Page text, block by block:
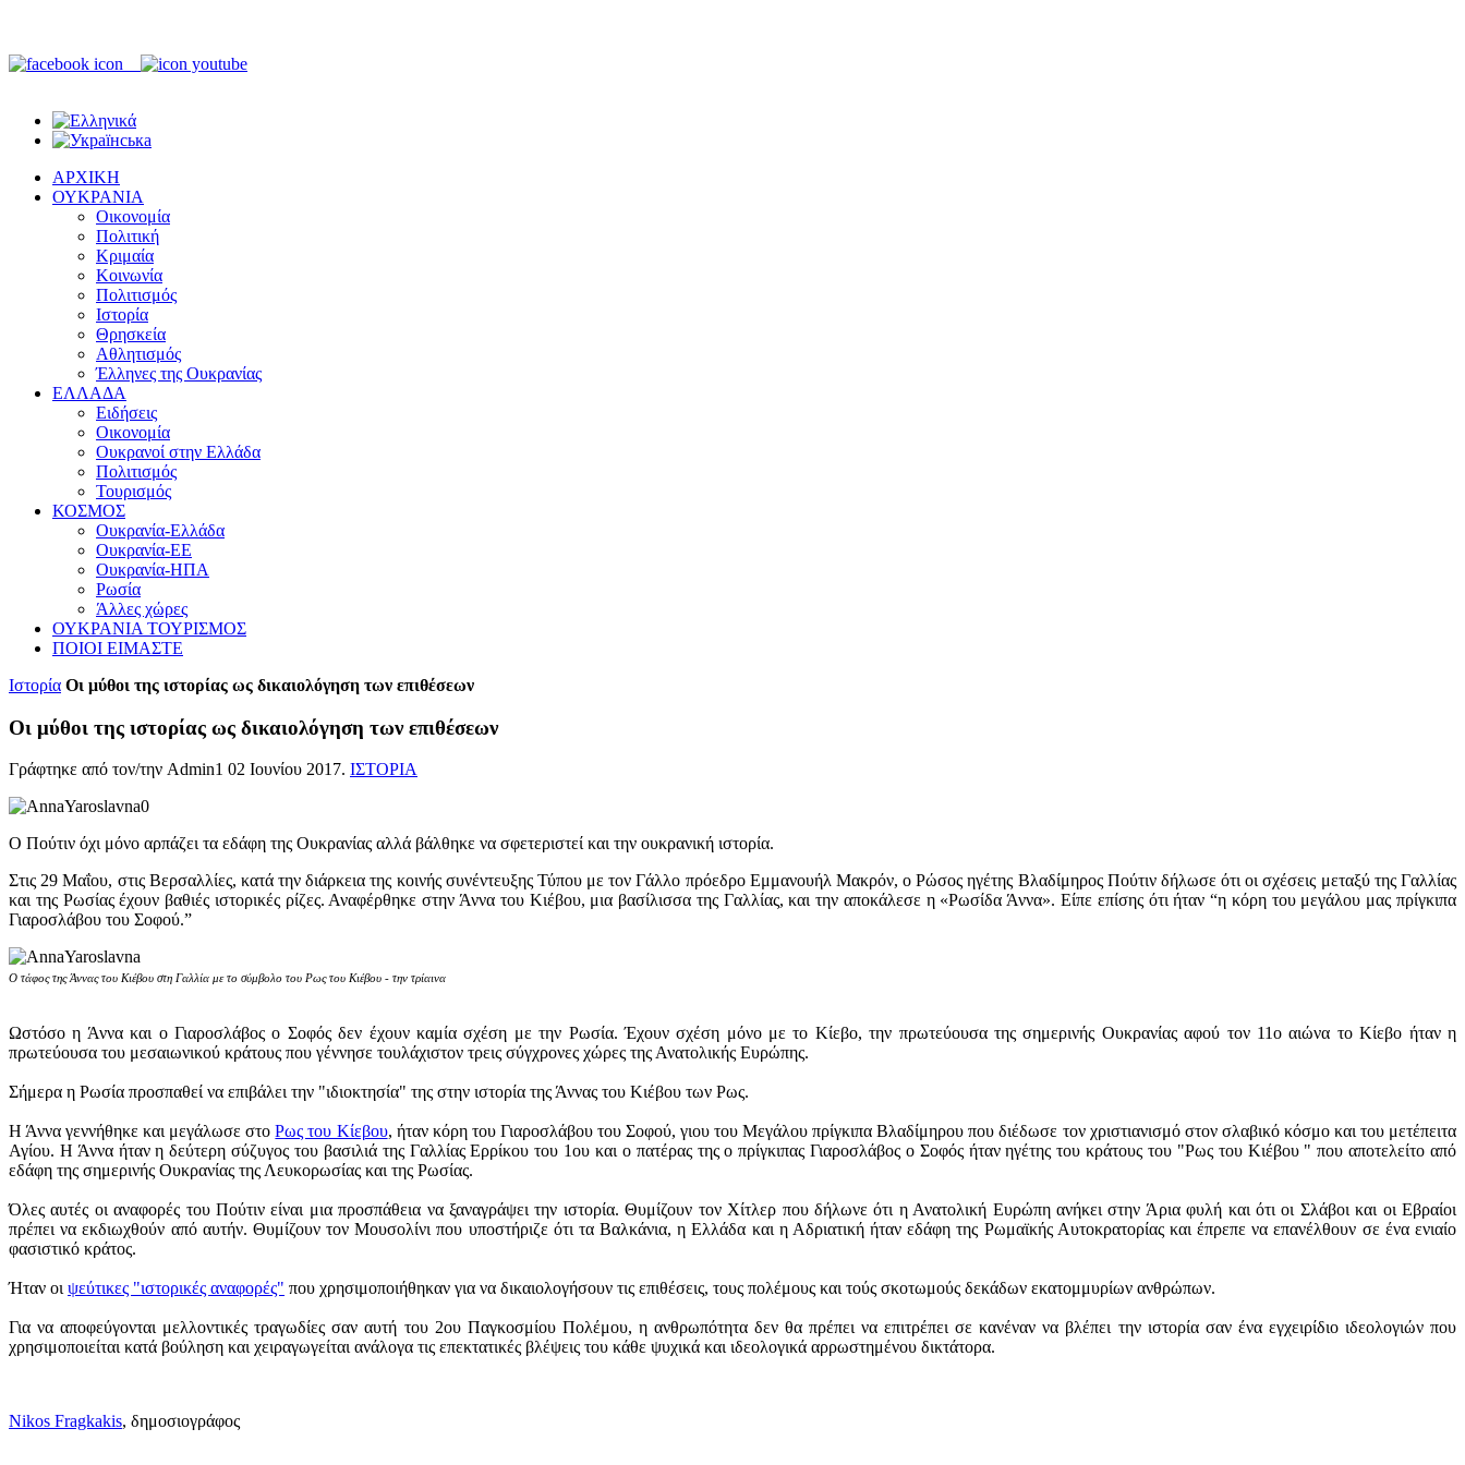
ΑΡΧΙΚΗ
ΟΥΚΡΑΝΙΑ
Οικονομία
Πολιτική
Κριμαία
Κοινωνία
Πολιτισμός
Ιστορία
Θρησκεία
Αθλητισμός
Έλληνες της Ουκρανίας
ΕΛΛΑΔΑ
Ειδήσεις
Οικονομία
Ουκρανοί στην Ελλάδα
Πολιτισμός
Τουρισμός
ΚΟΣΜΟΣ
Ουκρανία-Ελλάδα
Ουκρανία-ΕΕ
Ουκρανία-ΗΠΑ
Ρωσία
Άλλες χώρες
ΟΥΚΡΑΝΙΑ ΤΟΥΡΙΣΜΟΣ
ΠΟΙΟΙ ΕΙΜΑΣΤΕ
Ιστορία Οι μύθοι της ιστορίας ως δικαιολόγηση των επιθέσεων
Οι μύθοι της ιστορίας ως δικαιολόγηση των επιθέσεων
Γράφτηκε από τον/την Admin1 02 Ιουνίου 2017. ΙΣΤΟΡΙΑ
Ο Πούτιν όχι μόνο αρπάζει τα εδάφη της Ουκρανίας αλλά βάλθηκε να σφετεριστεί και την ουκρανική ιστορία.
Στις 29 Μαΐου, στις Βερσαλλίες, κατά την διάρκεια της κοινής συνέντευξης Τύπου με τον Γάλλο πρόεδρο Εμμανουήλ Μακρόν, ο Ρώσος ηγέτης Βλαδίμηρος Πούτιν δήλωσε ότι οι σχέσεις μεταξύ της Γαλλίας
και της Ρωσίας έχουν βαθιές ιστορικές ρίζες. Αναφέρθηκε στην Άννα του Κιέβου, μια βασίλισσα της Γαλλίας, και την αποκάλεσε η «Ρωσίδα Άννα». Είπε επίσης ότι ήταν “η κόρη του μεγάλου μας πρίγκιπα
Γιαροσλάβου του Σοφού.”
Ο τάφος της Άννας του Κιέβου στη Γαλλία με το σύμβολο του Ρως του Κιέβου - την τρίαινα
Ωστόσο η Άννα και ο Γιαροσλάβος ο Σοφός δεν έχουν καμία σχέση με την Ρωσία. Έχουν σχέση μόνο με το Κίεβο, την πρωτεύουσα της σημερινής Ουκρανίας αφού τον 11ο αιώνα το Κίεβο ήταν η
πρωτεύουσα του μεσαιωνικού κράτους που γέννησε τουλάχιστον τρεις σύγχρονες χώρες της Ανατολικής Ευρώπης.
Σήμερα η Ρωσία προσπαθεί να επιβάλει την "ιδιοκτησία" της στην ιστορία της Άννας του Κιέβου των Ρως.
Η Άννα γεννήθηκε και μεγάλωσε στοΡως του Κίεβου, ήταν κόρη του Γιαροσλάβου του Σοφού, γιου του Μεγάλου πρίγκιπα Βλαδίμηρου που διέδωσε τον χριστιανισμό στον σλαβικό κόσμο και του μετέπειτα
Αγίου. Η Άννα ήταν η δεύτερη σύζυγος του βασιλιά της Γαλλίας Ερρίκου του 1ου και ο πατέρας της ο πρίγκιπας Γιαροσλάβος ο Σοφός ήταν ηγέτης του κράτους του "Ρως του Κιέβου " που αποτελείτο από
εδάφη της σημερινής Ουκρανίας της Λευκορωσίας και της Ρωσίας.
Όλες αυτές οι αναφορές του Πούτιν είναι μια προσπάθεια να ξαναγράψει την ιστορία. Θυμίζουν τον Χίτλερ που δήλωνε ότι η Ανατολική Ευρώπη ανήκει στην Άρια φυλή και ότι οι Σλάβοι και οι Εβραίοι
πρέπει να εκδιωχθούν από αυτήν. Θυμίζουν τον Μουσολίνι που υποστήριζε ότι τα Βαλκάνια, η Ελλάδα και η Αδριατική ήταν εδάφη της Ρωμαϊκής Αυτοκρατορίας και έπρεπε να επανέλθουν σε ένα ενιαίο
φασιστικό κράτος.
Ήταν οιψεύτικες "ιστορικές αναφορές" που χρησιμοποιήθηκαν για να δικαιολογήσουν τις επιθέσεις, τους πολέμους και τούς σκοτωμούς δεκάδων εκατομμυρίων ανθρώπων.
Για να αποφεύγονται μελλοντικές τραγωδίες σαν αυτή του 2ου Παγκοσμίου Πολέμου, η ανθρωπότητα δεν θα πρέπει να επιτρέπει σε κανέναν να βλέπει την ιστορία σαν ένα εγχειρίδιο ιδεολογιών που
χρησιμοποιείται κατά βούληση και χειραγωγείται ανάλογα τις επεκτατικές βλέψεις του κάθε ψυχικά και ιδεολογικά αρρωστημένου δικτάτορα.
Nikos Fragkakis, δημοσιογράφος